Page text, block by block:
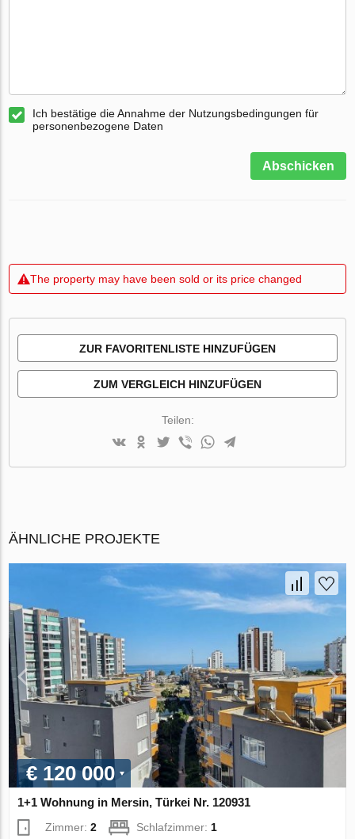
Ich bestätige die Annahme der Nutzungsbedingungen für
personenbezogene Daten
Abschicken
The property may have been sold or its price changed
ZUR FAVORITENLISTE HINZUFÜGEN
ZUM VERGLEICH HINZUFÜGEN
Teilen:
ÄHNLICHE PROJEKTE
€ 120 000
1+1 Wohnung in Mersin, Türkei Nr. 120931
Zimmer:2 Schlafzimmer:1